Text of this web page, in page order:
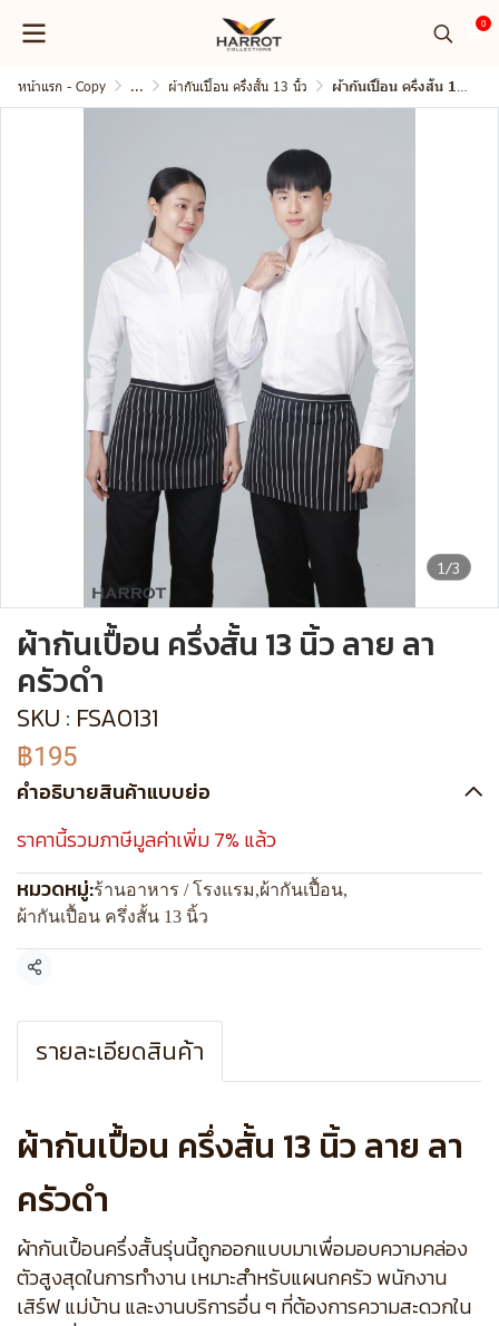
0
หน้าแรก - Copy ... ผ้ากันเปื้อน ครึ่งสั้น 13 นิ้ว ผ้ากันเปื้อน ครึ่งสั้น 13 นิ้ว ลาย ลาครัวดำ
1/3
ผ้ากันเปื้อน ครึ่งสั้น 13 นิ้ว ลาย ลา
ครัวดำ
SKU : FSA0131
฿195
คำอธิบายสินค้าแบบย่อ
ราคานี้รวมภาษีมูลค่าเพิ่ม 7% แล้ว
หมวดหมู่:ร้านอาหาร / โรงแรม,ผ้ากันเปื้อน,
ผ้ากันเปื้อน ครึ่งสั้น 13 นิ้ว
แชร์
รายละเอียดสินค้า
ผ้ากันเปื้อน ครึ่งสั้น 13 นิ้ว ลาย ลา
ครัวดำ
ผ้ากันเปื้อนครึ่งสั้นรุ่นนี้ถูกออกแบบมาเพื่อมอบความคล่อง
ตัวสูงสุดในการทำงาน เหมาะสำหรับแผนกครัว พนักงาน
เสิร์ฟ แม่บ้าน และงานบริการอื่น ๆ ที่ต้องการความสะดวกใน